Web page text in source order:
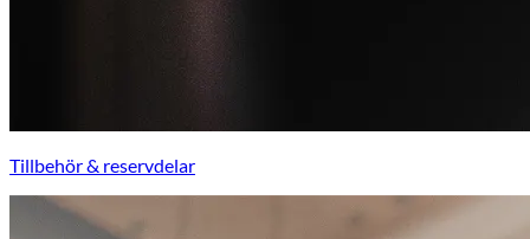
Tillbehör & reservdelar